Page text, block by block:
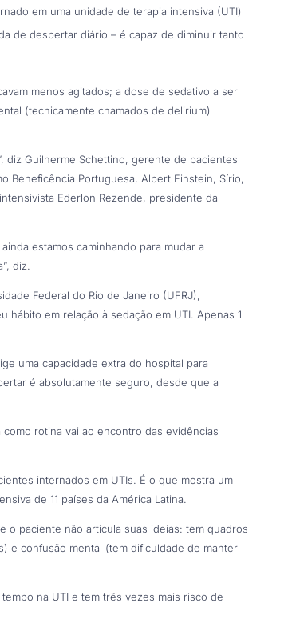
em uma unidade de terapia intensiva (UTI)
de despertar diário – é capaz de diminuir tanto
menos agitados; a dose de sedativo a ser
(tecnicamente chamados de delirium)
diz Guilherme Schettino, gerente de pacientes
Beneficência Portuguesa, Albert Einstein, Sírio,
Ederlon Rezende, presidente da
estamos caminhando para mudar a
diz.
Federal do Rio de Janeiro (UFRJ),
em relação à sedação em UTI. Apenas 1
uma capacidade extra do hospital para
é absolutamente seguro, desde que a
rotina vai ao encontro das evidências
internados em UTIs. É o que mostra um
de 11 países da América Latina.
o paciente não articula suas ideias: tem quadros
e confusão mental (tem dificuldade de manter
na UTI e tem três vezes mais risco de